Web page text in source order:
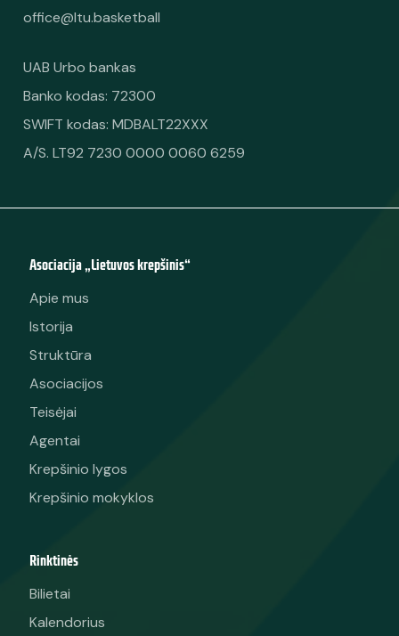
office@ltu.basketball
UAB Urbo bankas
Banko kodas: 72300
SWIFT kodas: MDBALT22XXX
A/S. LT92 7230 0000 0060 6259
Asociacija „Lietuvos krepšinis“
Apie mus
Istorija
Struktūra
Asociacijos
Teisėjai
Agentai
Krepšinio lygos
Krepšinio mokyklos
Rinktinės
Bilietai
Kalendorius